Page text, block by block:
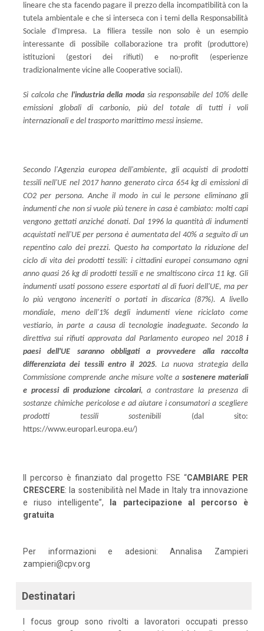
lineare che sta facendo pagare il prezzo della incompatibilità con la
tutela ambientale e che si interseca con i temi della Responsabilità
Sociale d'Impresa. La filiera tessile non solo è un esempio
interessante di possibile collaborazione tra profit (produttore)
istituzioni (gestori dei rifiuti) e no-profit (esperienze
tradizionalmente vicine alle Cooperative sociali).
Si calcola che l'industria della moda sia responsabile del 10% delle
emissioni globali di carbonio, più del totale di tutti i voli
internazionali e del trasporto marittimo messi insieme.
Secondo l'Agenzia europea dell'ambiente, gli acquisti di prodotti
tessili nell'UE nel 2017 hanno generato circa 654 kg di emissioni di
CO2 per persona. Anche il modo in cui le persone eliminano gli
indumenti che non si vuole più tenere in casa è cambiato: molti capi
vengono gettati anziché donati. Dal 1996 la quantità di indumenti
acquistati nell'UE per persona è aumentata del 40% a seguito di un
repentino calo dei prezzi. Questo ha comportato la riduzione del
ciclo di vita dei prodotti tessili: i cittadini europei consumano ogni
anno quasi 26 kg di prodotti tessili e ne smaltiscono circa 11 kg. Gli
indumenti usati possono essere esportati al di fuori dell'UE, ma per
lo più vengono inceneriti o portati in discarica (87%). A livello
mondiale, meno dell'1% degli indumenti viene riciclato come
vestiario, in parte a causa di tecnologie inadeguate. Secondo la
direttiva sui rifiuti approvata dal Parlamento europeo nel 2018 i
paesi dell'UE saranno obbligati a provvedere alla raccolta
differenziata dei tessili entro il 2025. La nuova strategia della
Commissione comprende anche misure volte a sostenere materiali
e processi di produzione circolari, a contrastare la presenza di
sostanze chimiche pericolose e ad aiutare i consumatori a scegliere
prodotti tessili sostenibili (dal sito:
https://www.europarl.europa.eu/)
Il percorso è finanziato dal progetto FSE “CAMBIARE PER
CRESCERE: la sostenibilità nel Made in Italy tra innovazione
e riuso intelligente”,
la partecipazione al percorso è
gratuita
Per informazioni e adesioni: Annalisa Zampieri
zampieri@cpv.org
Destinatari
I focus group sono rivolti a lavoratori occupati presso